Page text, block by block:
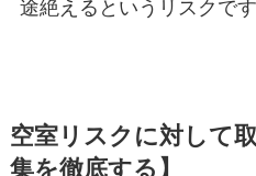
途絶えるというリスクです
空室リスクに対して
集を徹底する】